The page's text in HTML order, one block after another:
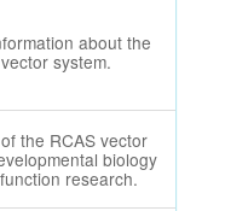
about the
system.
the RCAS vector
biology
research.